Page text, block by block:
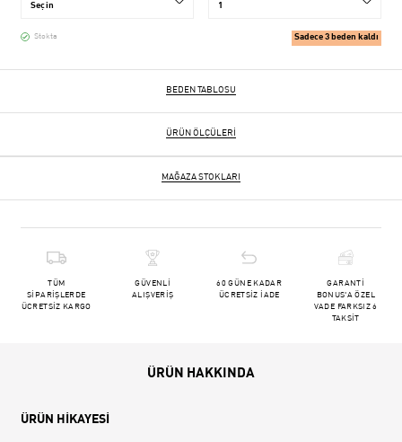
Stokta Sadece 3 beden kaldı
BEDEN TABLOSU
ÜRÜN ÖLÇÜLERI
MAĞAZA STOKLARI
TÜM
SİPARİŞLERDE
ÜCRETSİZ KARGO
GÜVENLİ
ALIŞVERİŞ
60 GÜNE KADAR
ÜCRETSİZ İADE
GARANTİ
BONUS'A ÖZEL
VADE FARKSIZ 6
TAKSİT
ÜRÜN HAKKINDA
ÜRÜN HİKAYESİ